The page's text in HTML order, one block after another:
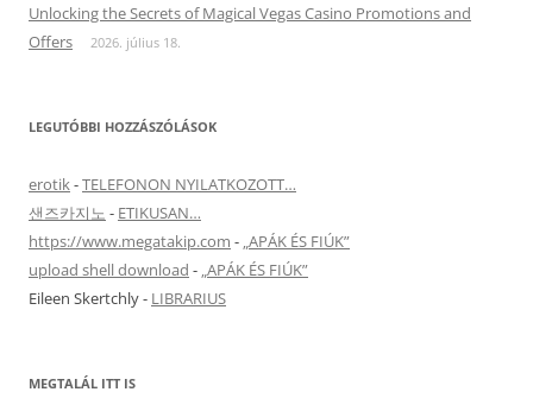
Unlocking the Secrets of Magical Vegas Casino Promotions and
Offers
2026. július 18.
LEGUTÓBBI HOZZÁSZÓLÁSOK
erotik-TELEFONON NYILATKOZOTT…
샌즈카지노 - ETIKUSAN…
https://www.megatakip.com - „APÁK ÉS FIÚK”
upload shell download - „APÁK ÉS FIÚK”
Eileen Skertchly- LIBRARIUS
MEGTALÁL ITT IS